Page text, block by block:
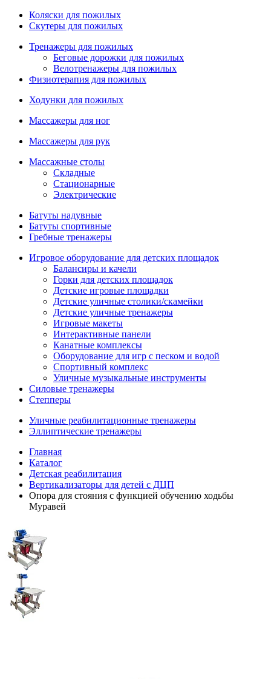
Коляски для пожилых
Скутеры для пожилых
Тренажеры для пожилых
Беговые дорожки для пожилых
Велотренажеры для пожилых
Физиотерапия для пожилых
Ходунки для пожилых
Массажеры для ног
Массажеры для рук
Массажные столы
Складные
Стационарные
Электрические
Батуты надувные
Батуты спортивные
Гребные тренажеры
Игровое оборудование для детских площадок
Балансиры и качели
Горки для детских площадок
Детские игровые площадки
Детские уличные столики/скамейки
Детские уличные тренажеры
Игровые макеты
Интерактивные панели
Канатные комплексы
Оборудование для игр с песком и водой
Спортивный комплекс
Уличные музыкальные инструменты
Силовые тренажеры
Степперы
Уличные реабилитационные тренажеры
Эллиптические тренажеры
Главная
Каталог
Детская реабилитация
Вертикализаторы для детей с ДЦП
Опора для стояния с функцией обучению ходьбы
Муравей